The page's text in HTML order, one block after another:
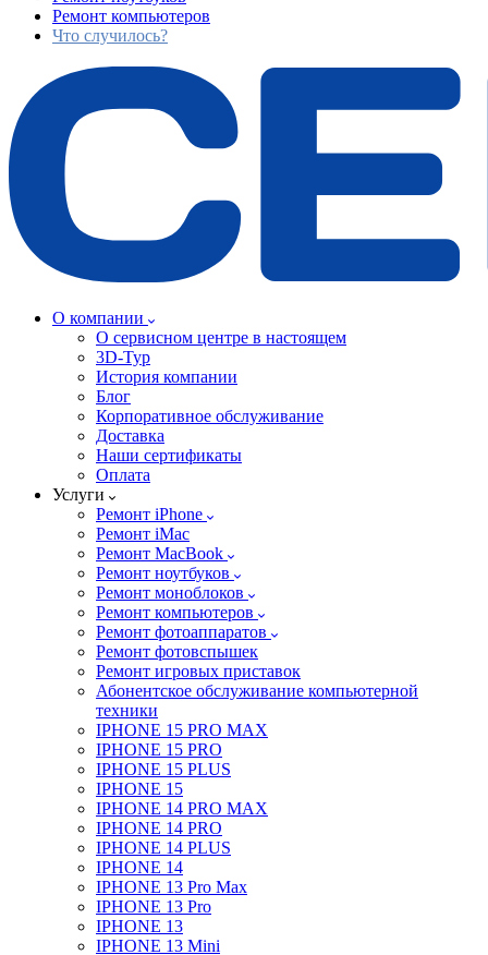
Ремонт компьютеров
Что случилось?
О компании
О сервисном центре в настоящем
3D-Тур
История компании
Блог
Корпоративное обслуживание
Доставка
Наши сертификаты
Оплата
Услуги
Ремонт iPhone
Ремонт iMac
Ремонт MacBook
Ремонт ноутбуков
Ремонт моноблоков
Ремонт компьютеров
Ремонт фотоаппаратов
Ремонт фотовспышек
Ремонт игровых приставок
Абонентское обслуживание компьютерной
техники
IPHONE 15 PRO MAX
IPHONE 15 PRO
IPHONE 15 PLUS
IPHONE 15
IPHONE 14 PRO MAX
IPHONE 14 PRO
IPHONE 14 PLUS
IPHONE 14
IPHONE 13 Pro Max
IPHONE 13 Pro
IPHONE 13
IPHONE 13 Mini